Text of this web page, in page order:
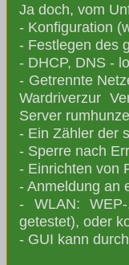
Ja doch, vom
- Konfiguration
- Festlegen des
- DHCP, DNS -
- Getrennte
Wardriverzur
Server
- Ein Zähler der
- Sperre nach
- Einrichten von
- Anmeldung an
- WLAN:
getestet), oder
- GUI kann